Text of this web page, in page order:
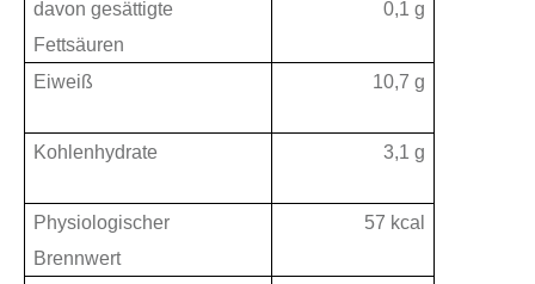
davon gesättigte
Fettsäuren
0,1 g
Eiweiß 10,7 g
Kohlenhydrate 3,1 g
Physiologischer
Brennwert
57 kcal